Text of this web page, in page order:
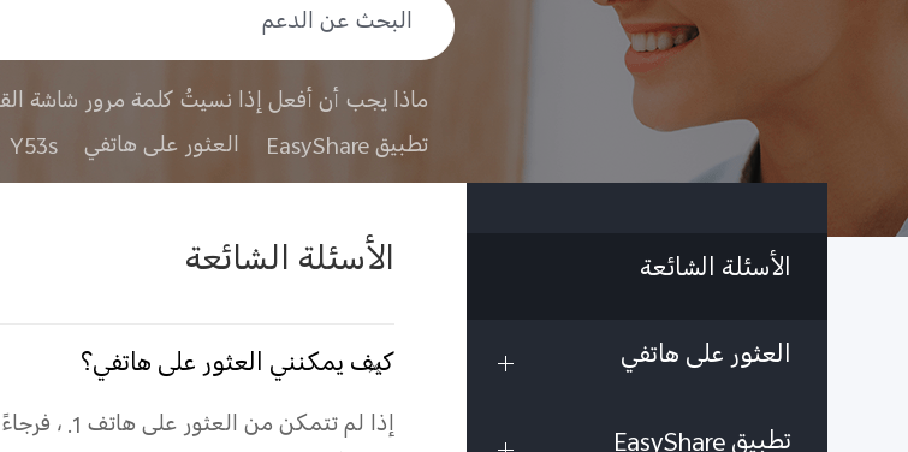
ماذا يجب أن أفعل إذا نسيتُ كلمة مرور شاشة
تطبيق EasyShare
العثور على هاتفي Y53s
الأسئلة الشائعة
العثور على هاتفي
الأسئلة الشائعة
كيف يمكنني العثور على هاتفي؟
إذا لم تتمكن من العثور على هاتف ،1.